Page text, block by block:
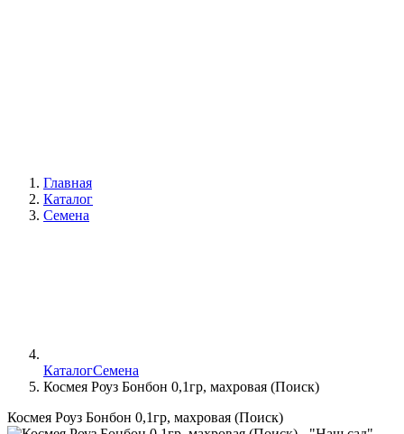
Главная
Каталог
Семена
КаталогСемена
Космея Роуз Бонбон 0,1гр, махровая (Поиск)
Космея Роуз Бонбон 0,1гр, махровая (Поиск)